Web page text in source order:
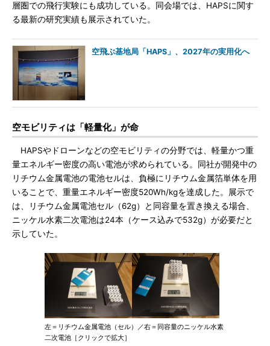
層圏での飛行実験にも成功している。同会場では、HAPSに関す
る最新の研究実績も展示されていた。
空飛ぶ基地局「HAPS」、2027年の実用化へ
空モビリティは「軽量化」が命
HAPSやドローンなどの空モビリティの分野では、軽量かつ重
量エネルギー密度の高い電池が求められている。同社が開発中の
リチウム金属電池の電池セルは、負極にリチウム金属箔単体を用
いることで、重量エネルギー密度520Wh/kgを達成した。展示で
は、リチウム金属電池セル（62g）と同容量を置き換える場合、
ニッケル水素二次電池は24本（ケース込みで532g）が必要だと
示していた。
左＝リチウム金属電池（セル）／右＝同容量のニッケル水素
二次電池［クリックで拡大］